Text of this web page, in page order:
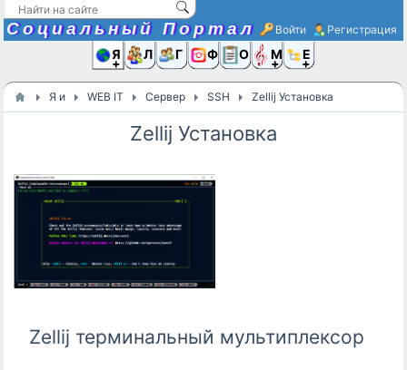
Социальный Портал Войти Регистрация
Я иЛюди
Группы
Фото Ещё
Я и WEB IT Сервер SSH ​Zellij Установка
​Zellij Установка
Zellij терминальный мультиплексор